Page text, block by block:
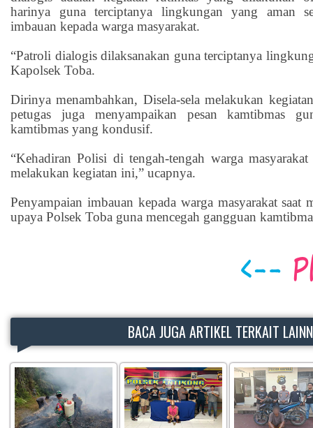
harinya guna terciptanya lingkungan yang aman
imbauan kepada warga masyarakat.
“Patroli dialogis dilaksanakan guna terciptanya
Kapolsek Toba.
Dirinya menambahkan, Disela-sela melakukan
petugas juga menyampaikan pesan kamtibmas
kamtibmas yang kondusif.
“Kehadiran Polisi di tengah-tengah warga
melakukan kegiatan ini,” ucapnya.
Penyampaian imbauan kepada warga masyarakat saat
upaya Polsek Toba guna mencegah gangguan
BACA JUGA ARTIKEL TERKAIT